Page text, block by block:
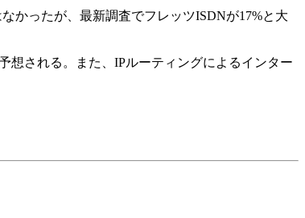
かったが、最新調査でフレッツISDNが17%と大
される。また、IPルーティングによるインター